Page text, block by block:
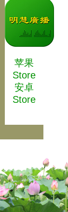
苹果
Store
安卓
Store